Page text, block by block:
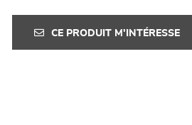
CE PRODUIT M'INTÉRESSE